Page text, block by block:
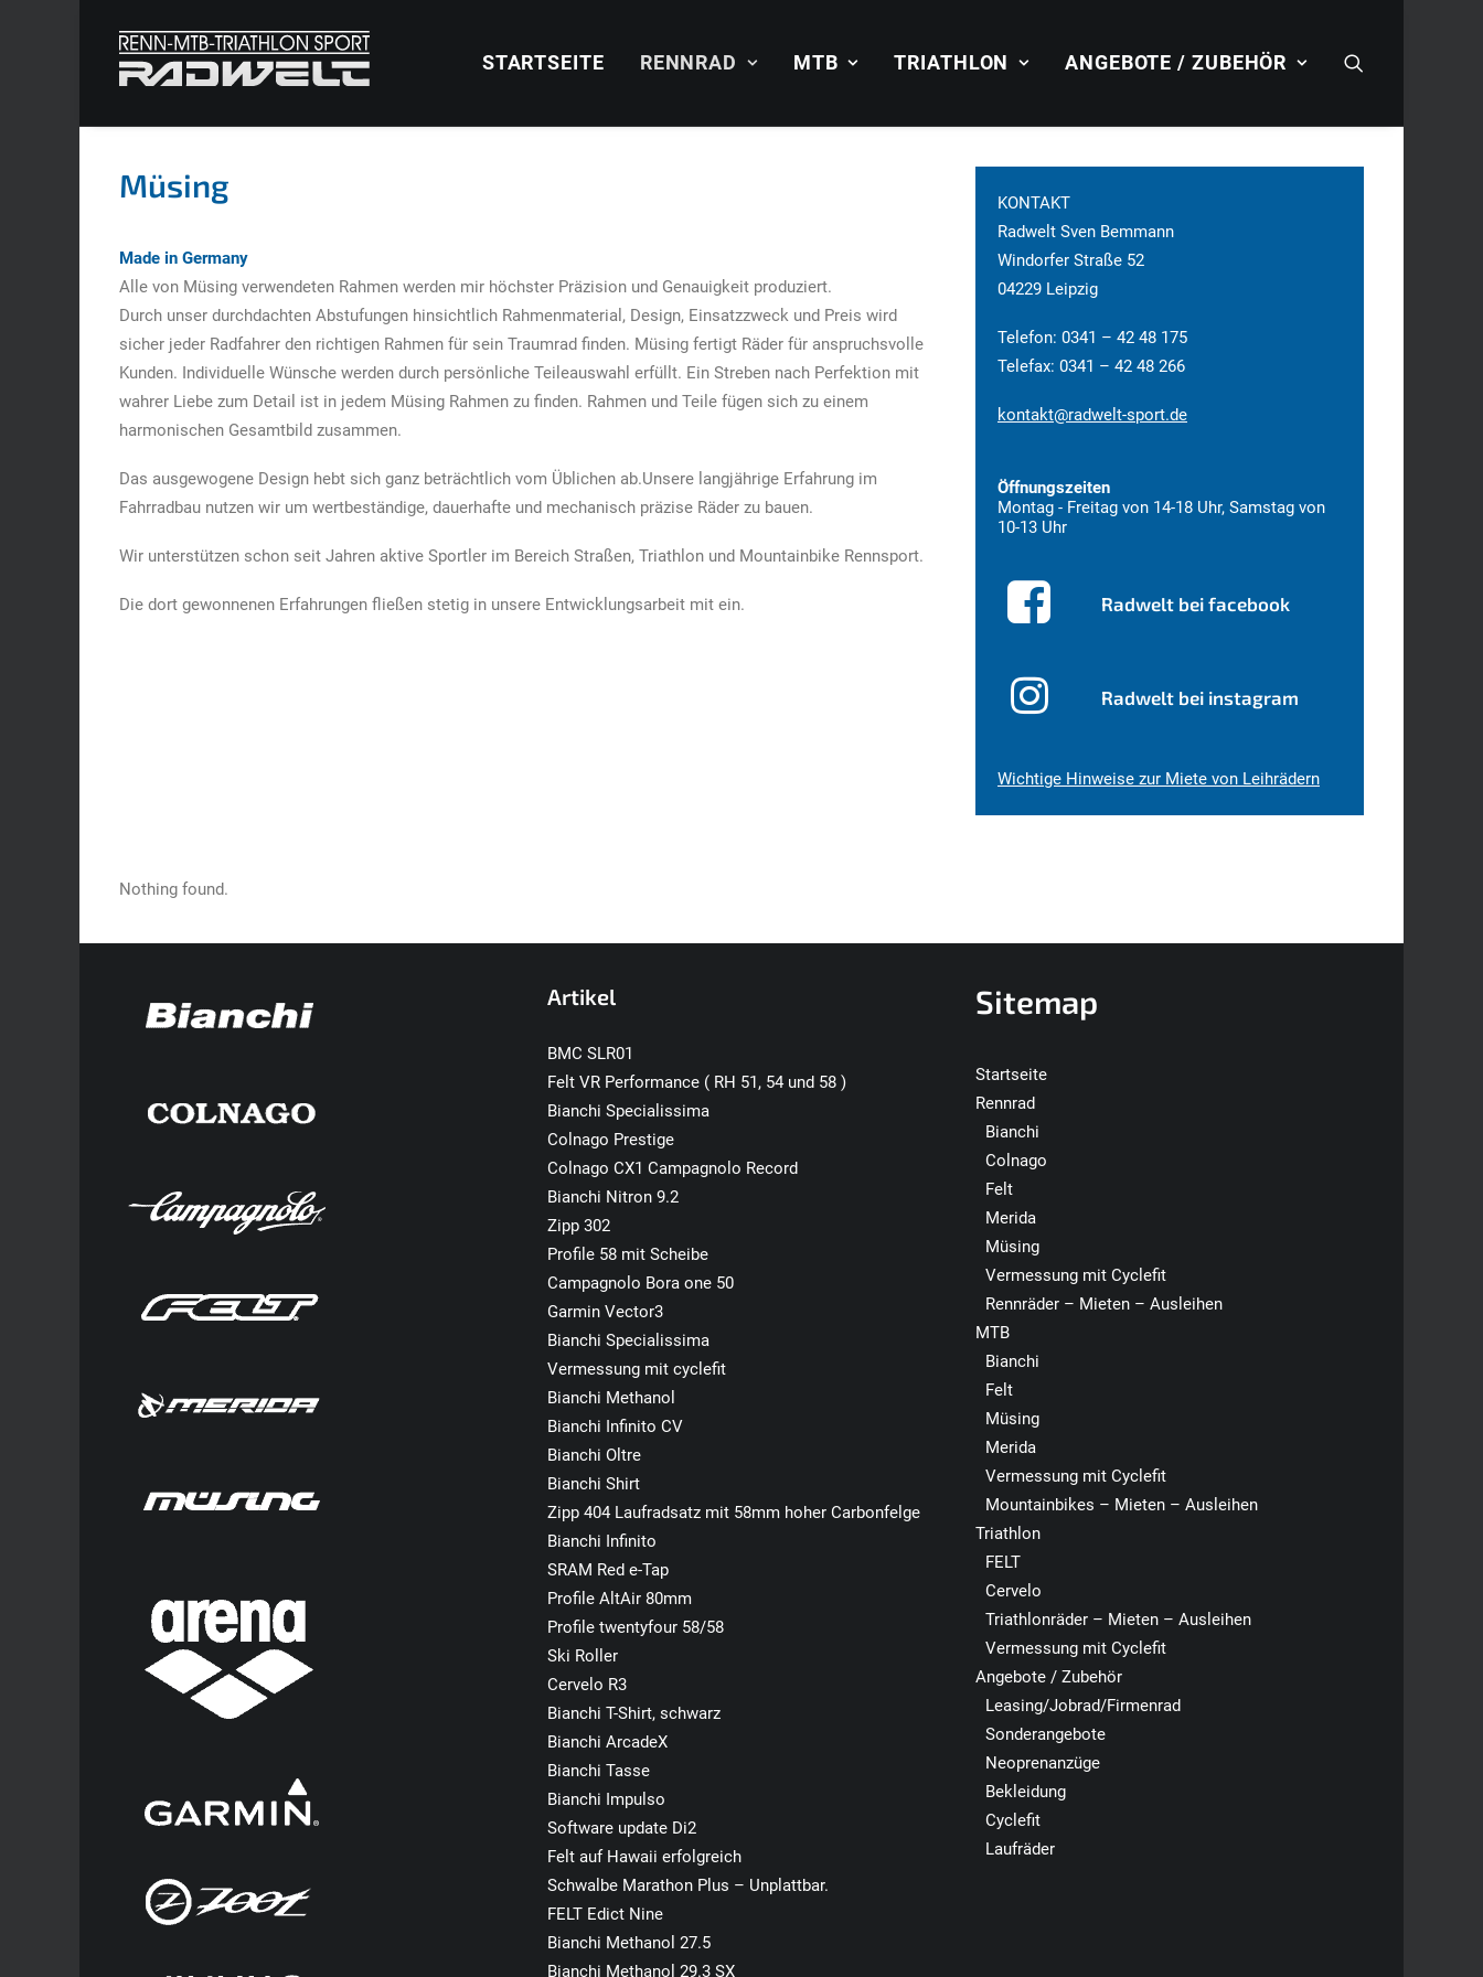
STARTSEITE RENNRAD MTB TRIATHLON ANGEBOTE / ZUBEHÖR
Müsing
Made in Germany
Alle von Müsing verwendeten Rahmen werden mir höchster Präzision und Genauigkeit produziert.
Durch unser durchdachten Abstufungen hinsichtlich Rahmenmaterial, Design, Einsatzzweck und Preis wird
sicher jeder Radfahrer den richtigen Rahmen für sein Traumrad finden. Müsing fertigt Räder für anspruchsvolle
Kunden. Individuelle Wünsche werden durch persönliche Teileauswahl erfüllt. Ein Streben nach Perfektion mit
wahrer Liebe zum Detail ist in jedem Müsing Rahmen zu finden. Rahmen und Teile fügen sich zu einem
harmonischen Gesamtbild zusammen.
Das ausgewogene Design hebt sich ganz beträchtlich vom Üblichen ab.Unsere langjährige Erfahrung im
Fahrradbau nutzen wir um wertbeständige, dauerhafte und mechanisch präzise Räder zu bauen.
Wir unterstützen schon seit Jahren aktive Sportler im Bereich Straßen, Triathlon und Mountainbike Rennsport.
Die dort gewonnenen Erfahrungen fließen stetig in unsere Entwicklungsarbeit mit ein.
KONTAKT
Radwelt Sven Bemmann
Windorfer Straße 52
04229 Leipzig
Telefon: 0341 – 42 48 175
Telefax: 0341 – 42 48 266
kontakt@radwelt-sport.de
Öffnungszeiten
Montag - Freitag von 14-18 Uhr, Samstag von
10-13 Uhr
Radwelt bei facebook
Radwelt bei instagram
Wichtige Hinweise zur Miete von Leihrädern
Nothing found.
Artikel
BMC SLR01
Felt VR Performance ( RH 51, 54 und 58 )
Bianchi Specialissima
Colnago Prestige
Colnago CX1 Campagnolo Record
Bianchi Nitron 9.2
Zipp 302
Profile 58 mit Scheibe
Campagnolo Bora one 50
Garmin Vector3
Bianchi Specialissima
Vermessung mit cyclefit
Bianchi Methanol
Bianchi Infinito CV
Bianchi Oltre
Bianchi Shirt
Zipp 404 Laufradsatz mit 58mm hoher Carbonfelge
Bianchi Infinito
SRAM Red e-Tap
Profile AltAir 80mm
Profile twentyfour 58/58
Ski Roller
Cervelo R3
Bianchi T-Shirt, schwarz
Bianchi ArcadeX
Bianchi Tasse
Bianchi Impulso
Software update Di2
Felt auf Hawaii erfolgreich
Schwalbe Marathon Plus – Unplattbar.
FELT Edict Nine
Bianchi Methanol 27.5
Bianchi Methanol 29.3 SX
Sitemap
Startseite
Rennrad
Bianchi
Colnago
Felt
Merida
Müsing
Vermessung mit Cyclefit
Rennräder – Mieten – Ausleihen
MTB
Bianchi
Felt
Müsing
Merida
Vermessung mit Cyclefit
Mountainbikes – Mieten – Ausleihen
Triathlon
FELT
Cervelo
Triathlonräder – Mieten – Ausleihen
Vermessung mit Cyclefit
Angebote / Zubehör
Leasing/Jobrad/Firmenrad
Sonderangebote
Neoprenanzüge
Bekleidung
Cyclefit
Laufräder